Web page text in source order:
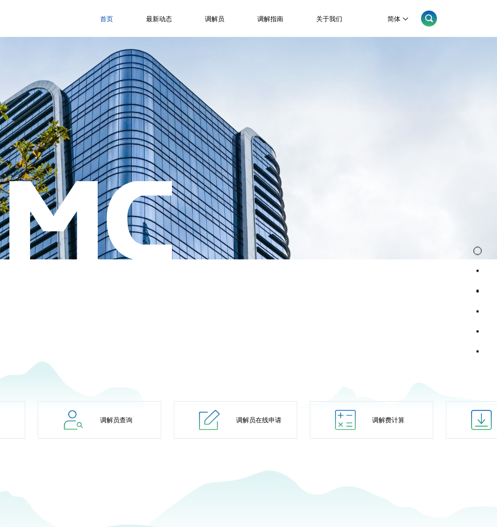
简体
首页 最新动态 调解员 调解指南 关于我们
调解员查询 调解员在线申请 调解费计算